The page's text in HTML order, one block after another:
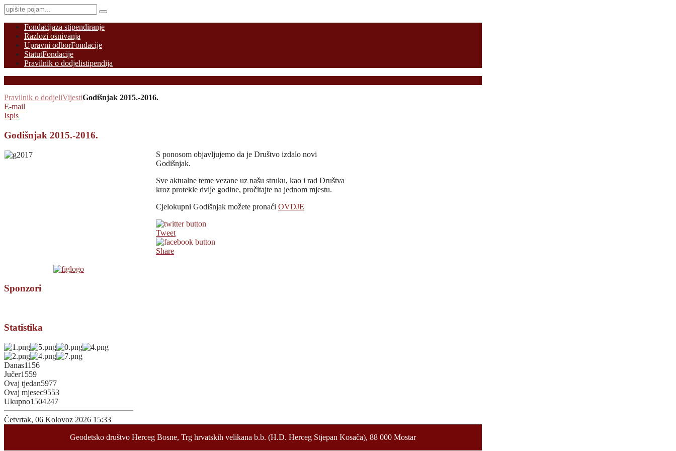
Fondacijaza stipendiranje
Razlozi osnivanja
Upravni odborFondacije
StatutFondacije
Pravilnik o dodjelistipendija
Pravilnik o dodjeliVijestiGodišnjak 2015.-2016.
E-mail
Ispis
Godišnjak 2015.-2016.
S ponosom objavljujemo da je Društvo izdalo novi
Godišnjak.
Sve aktualne teme vezane uz našu struku, kao i rad Društva
kroz protekle dvije godine, pročitajte na jednom mjestu.
Cjelokupni Godišnjak možete pronaći OVDJE
Tweet
Share
Sponzori
Statistika
Danas1156
Jučer1559
Ovaj tjedan5977
Ovaj mjesec9553
Ukupno1504247
Četvrtak, 06 Kolovoz 2026 15:33
Geodetsko društvo Herceg Bosne, Trg hrvatskih velikana b.b. (H.D. Herceg Stjepan Kosača), 88 000 Mostar